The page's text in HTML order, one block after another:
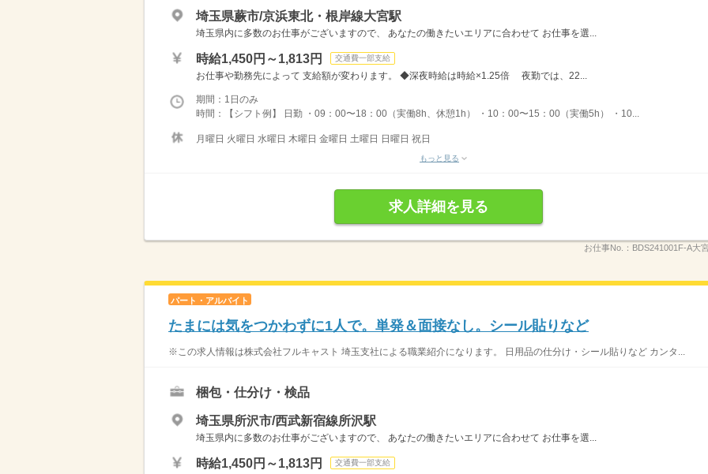
埼玉県蕨市/京浜東北・根岸線大宮駅
埼玉県内に多数のお仕事がございますので、 あなたの働きたいエリアに合わせて お仕事を選...
時給1,450円～1,813円 交通費一部支給
お仕事や勤務先によって 支給額が変わります。 ◆深夜時給は時給×1.25倍 夜勤では、22...
期間：1日のみ
時間：【シフト例】 日勤 ・09：00〜18：00（実働8h、休憩1h） ・10：00〜15：00（実働5h） ・10...
月曜日 火曜日 水曜日 木曜日 金曜日 土曜日 日曜日 祝日
もっと見る
求人詳細を見る
お仕事No.： BDS241001F-A大
パート・アルバイト
たまには気をつかわずに1人で。単発＆面接なし。シール貼りなど
※この求人情報は株式会社フルキャスト 埼玉支社による職業紹介になります。 日用品の仕分け・シール貼りなど カンタ...
梱包・仕分け・検品
埼玉県所沢市/西武新宿線所沢駅
埼玉県内に多数のお仕事がございますので、 あなたの働きたいエリアに合わせて お仕事を選...
時給1,450円～1,813円 交通費一部支給